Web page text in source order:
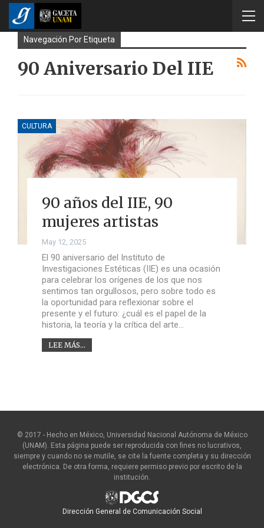
Navegación Por Etiqueta
90 Aniversario Del IIE
CULTURA
90 años del IIE, 90
mujeres artistas
May 12, 2025
El 90 aniversario del Instituto de
Investigaciones Estéticas (IIE) es una ocasión
para celebrar los orígenes de los que nos
sentimos tan orgullosos, pero sobre todo es
la oportunidad para reflexionar sobre el
presente y el futuro: ¿cuál es el papel de la
historia, la teoría y la crítica del arte…
LEE MÁS...
© 2017 - Hecho en México, Universidad Nacional Autónoma de México
(UNAM). Esta página puede ser reproducida con fines no lucrativos,
siempre y cuando no se mutile, se cite la fuente completa y su dirección
electrónica. De otra forma, requiere permiso previo por escrito de la
institución.
Dirección General de Comunicación Social